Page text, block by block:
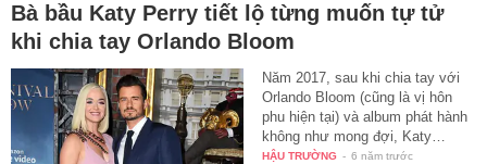
Bà bầu Katy Perry tiết lộ từng muốn tự tử
khi chia tay Orlando Bloom
Năm 2017, sau khi chia tay với
Orlando Bloom (cũng là vị hôn
phu hiện tại) và album phát hành
không như mong đợi, Katy…
HẬU TRƯỜNG - 6 năm trước